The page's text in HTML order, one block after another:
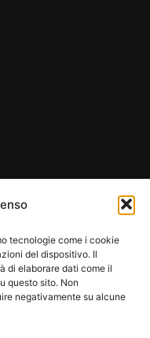
tecnologie come i cookie
del dispositivo. Il
di elaborare dati come il
questo sito. Non
negativamente su alcune